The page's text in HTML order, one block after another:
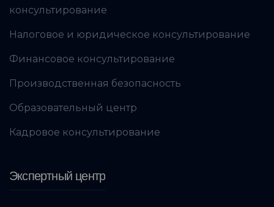
консультирование
Налоговое и юридическое консультирование
Финансовое консультирование
Производственная безопасность
Образовательный центр
Кадровое консультирование
Экспертный центр